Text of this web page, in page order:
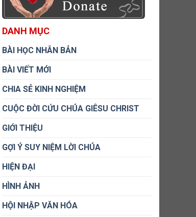
DANH MỤC
BÀI HỌC NHÂN BẢN
BÀI VIẾT MỚI
CHIA SẺ KINH NGHIỆM
CUỘC ĐỜI CỨU CHÚA GIÊSU CHRIST
GIỚI THIỆU
GỢI Ý SUY NIỆM LỜI CHÚA
HIỆN ĐẠI
HÌNH ẢNH
HỘI NHẬP VĂN HÓA